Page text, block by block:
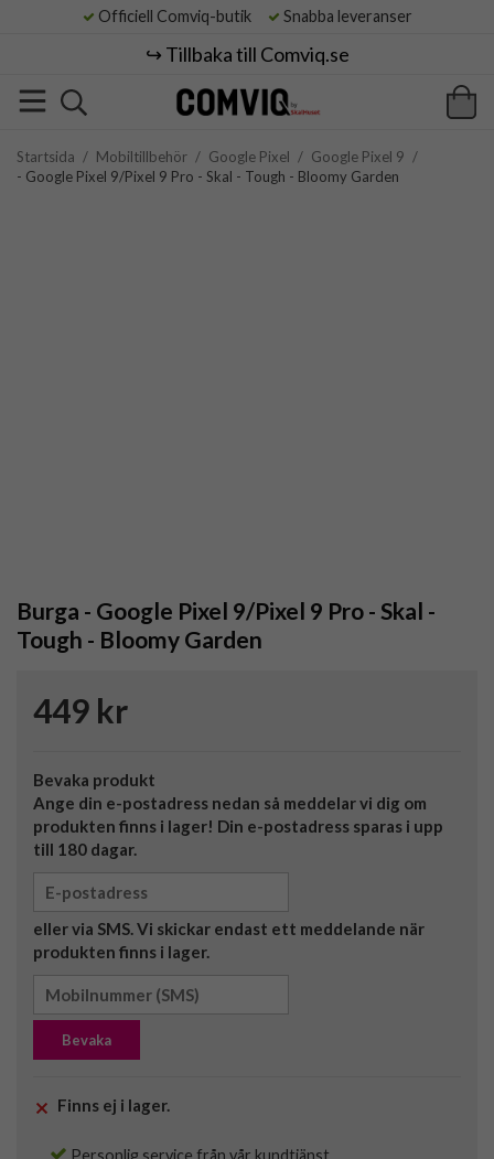
Officiell Comviq-butik Snabba leveranser
↪️ Tillbaka till Comviq.se
Startsida / Mobiltillbehör / Google Pixel / Google Pixel 9 /
- Google Pixel 9/Pixel 9 Pro - Skal - Tough - Bloomy Garden
Burga - Google Pixel 9/Pixel 9 Pro - Skal -
Tough - Bloomy Garden
449 kr
Bevaka produkt
Ange din e-postadress nedan så meddelar vi dig om
produkten finns i lager! Din e-postadress sparas i upp
till 180 dagar.
eller via SMS. Vi skickar endast ett meddelande när
produkten finns i lager.
Bevaka
Finns ej i lager.